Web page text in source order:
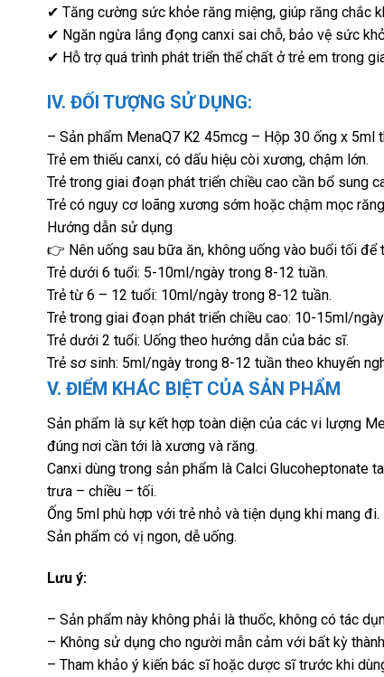
✔ Tăng cường sức khỏe răng miệng, giúp răng chắc
✔ Ngăn ngừa lắng đọng canxi sai chỗ, bảo vệ sức
✔ Hỗ trợ quá trình phát triển thể chất ở trẻ em trong
IV. ĐỐI TƯỢNG SỬ DỤNG:
– Sản phẩm MenaQ7 K2 45mcg – Hộp 30 ống x 5ml
Trẻ em thiếu canxi, có dấu hiệu còi xương, chậm lớn.
Trẻ trong giai đoạn phát triển chiều cao cần bổ sung
Trẻ có nguy cơ loãng xương sớm hoặc chậm mọc
Hướng dẫn sử dụng
👉 Nên uống sau bữa ăn, không uống vào buổi tối để
Trẻ dưới 6 tuổi: 5-10ml/ngày trong 8-12 tuần.
Trẻ từ 6 – 12 tuổi: 10ml/ngày trong 8-12 tuần.
Trẻ trong giai đoạn phát triển chiều cao: 10-15ml/
Trẻ dưới 2 tuổi: Uống theo hướng dẫn của bác sĩ.
Trẻ sơ sinh: 5ml/ngày trong 8-12 tuần theo khuyến
V. ĐIỂM KHÁC BIỆT CỦA SẢN PHẨM
Sản phẩm là sự kết hợp toàn diện của các vi lượng
đúng nơi cần tới là xương và răng.
Canxi dùng trong sản phẩm là Calci Glucoheptonate
trưa – chiều – tối.
Ống 5ml phù hợp với trẻ nhỏ và tiện dụng khi mang đi.
Sản phẩm có vị ngon, dễ uống.
Lưu ý:
– Sản phẩm này không phải là thuốc, không có tác
– Không sử dụng cho người mẫn cảm với bất kỳ
– Tham khảo ý kiến bác sĩ hoặc dược sĩ trước khi